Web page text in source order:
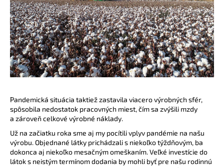
Pandemická situácia taktiež zastavila viacero výrobných sfér,
spôsobila nedostatok pracovných miest, čím sa zvýšili mzdy
a zároveň celkové výrobné náklady.
Už na začiatku roka sme aj my pocítili vplyv pandémie na našu
výrobu. Objednané látky prichádzali s niekoľko týždňovým, ba
dokonca aj niekoľko mesačným omeškaním. Veľké investície do
látok s neistým termínom dodania by mohli byť pre našu rodinnú